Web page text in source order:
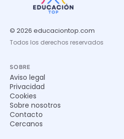
© 2026 educaciontop.com
Todos los derechos reservados
SOBRE
Aviso legal
Privacidad
Cookies
Sobre nosotros
Contacto
Cercanos